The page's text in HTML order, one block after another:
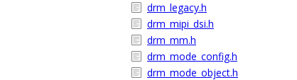
drm_legacy.h
drm_mipi_dsi.h
drm_mm.h
drm_mode_config.h
drm_mode_object.h